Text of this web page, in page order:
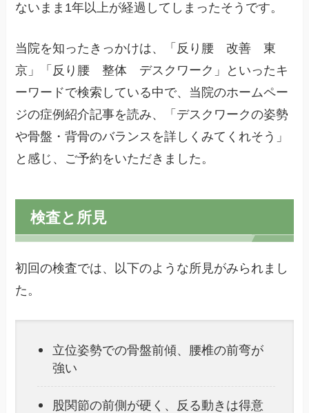
ないまま1年以上が経過してしまったそうです。
当院を知ったきっかけは、「反り腰 改善 東
京」「反り腰 整体 デスクワーク」といったキ
ーワードで検索している中で、当院のホームペー
ジの症例紹介記事を読み、「デスクワークの姿勢
や骨盤・背骨のバランスを詳しくみてくれそう」
と感じ、ご予約をいただきました。
検査と所見
初回の検査では、以下のような所見がみられまし
た。
立位姿勢での骨盤前傾、腰椎の前弯が
強い
股関節の前側が硬く、反る動きは得意